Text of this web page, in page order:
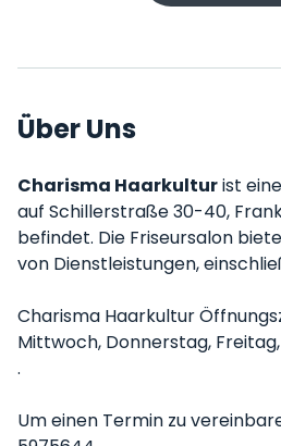
Über Uns
Charisma Haarkulturist
auf Schillerstraße 30-40,
befindet. Die Friseursalon
von Dienstleistungen,
Charisma Haarkultur
Mittwoch, Donnerstag,
.
Um einen Termin zu